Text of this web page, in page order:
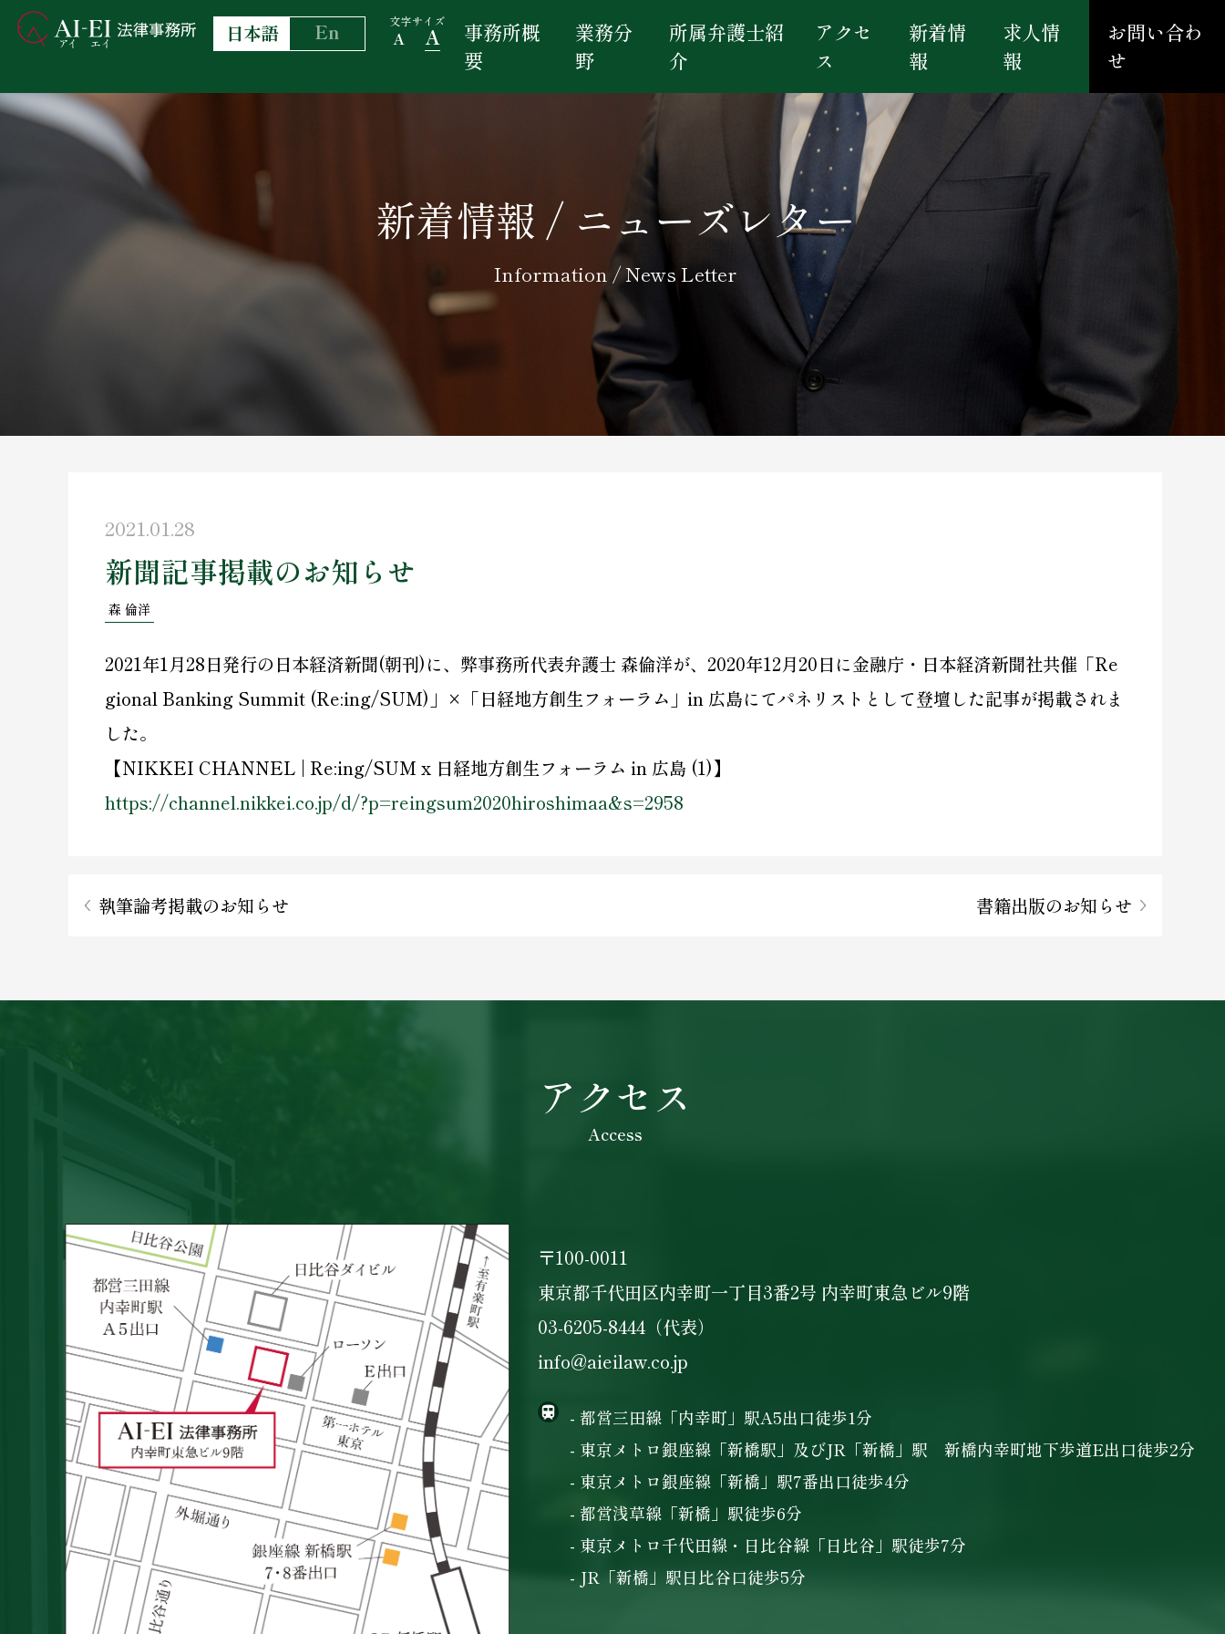
En
日本語 文字サイズ
A A
事務所概
要
業務分
野
所属弁護士紹
介
アクセ
ス
新着情
報
求人情
報
お問い合わ
せ
新着情報 / ニューズレター
Information / News Letter
2021.01.28
新聞記事掲載のお知らせ
森 倫洋
2021年1月28日発行の日本経済新聞(朝刊)に、弊事務所代表弁護士 森倫洋が、2020年12月20日に金融庁・日本経済新聞社共催「Re
gional Banking Summit (Re:ing/SUM)」×「日経地方創生フォーラム」in 広島にてパネリストとして登壇した記事が掲載されま
した。
【NIKKEI CHANNEL | Re:ing/SUM x 日経地方創生フォーラム in 広島 (1)】
https://channel.nikkei.co.jp/d/?p=reingsum2020hiroshimaa&s=2958
執筆論考掲載のお知らせ 書籍出版のお知らせ
アクセス
Access
〒100-0011
東京都千代田区内幸町一丁目3番2号 内幸町東急ビル9階
03-6205-8444（代表）
info@aieilaw.co.jp
- 都営三田線「内幸町」駅A5出口徒歩1分
- 東京メトロ銀座線「新橋駅」及びJR「新橋」駅 新橋内幸町地下歩道E出口徒歩2分
- 東京メトロ銀座線「新橋」駅7番出口徒歩4分
- 都営浅草線「新橋」駅徒歩6分
- 東京メトロ千代田線・日比谷線「日比谷」駅徒歩7分
- JR「新橋」駅日比谷口徒歩5分